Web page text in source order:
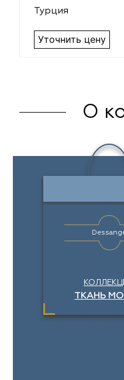
Турция
Уточнить цену
О
ТКАНЬ